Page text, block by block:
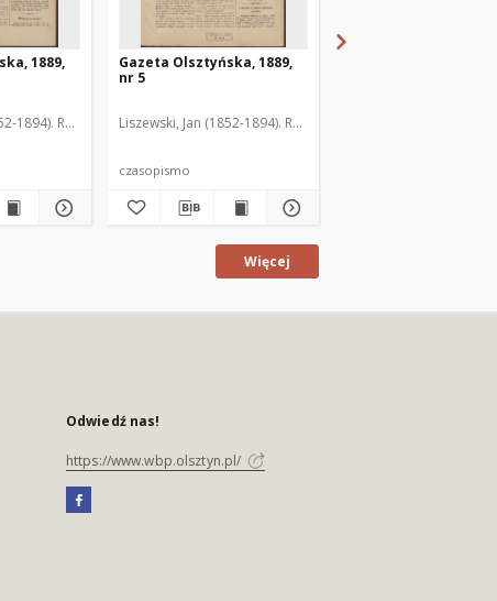
1889,
1894). Red.
Gazeta Olsztyńska, 1889,
nr 5
Liszewski, Jan (1852-1894). Red.
czasopismo
Więcej
Odwiedź nas!
https://www.wbp.olsztyn.pl/